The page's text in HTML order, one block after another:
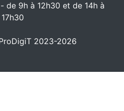
de 9h à 12h30 et de 14h à
17h30
2023-2026